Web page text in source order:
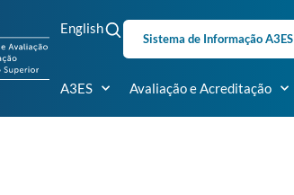
English
Sistema de Informação A3ES
A3ES Avaliação e Acreditação